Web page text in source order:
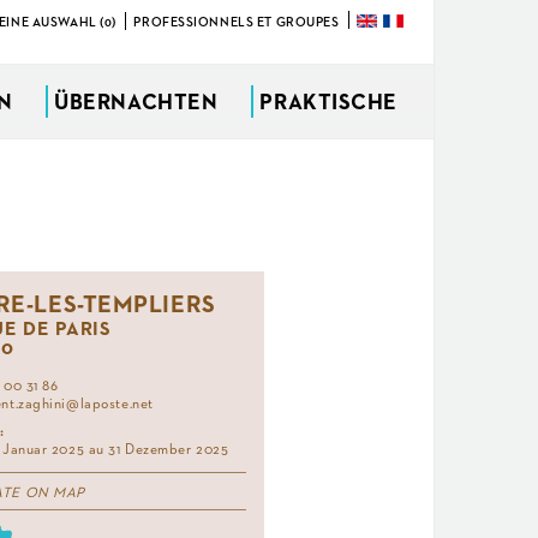
AUSWAHL (0) PROFESSIONNELS ET GROUPES
ÜBERNACHTEN PRAKTISCHE
LES-TEMPLIERS
DE PARIS
31 86
Januar 2025 au 31 Dezember 2025
ON MAP